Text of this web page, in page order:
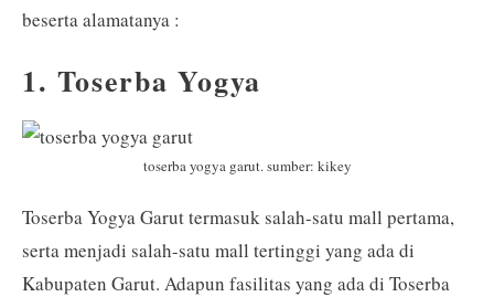
beserta alamatanya :
1. Toserba Yogya
toserba yogya garut. sumber: kikey
Toserba Yogya Garut termasuk salah-satu mall pertama,
serta menjadi salah-satu mall tertinggi yang ada di
Kabupaten Garut. Adapun fasilitas yang ada di Toserba